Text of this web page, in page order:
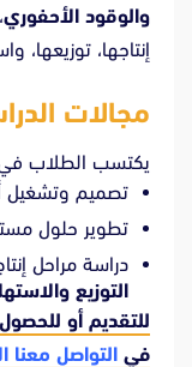
والوقود الأحفوري
إنتاجها، توزيعها،
مجالات
يكتسب الطلاب
تصميم وتشغيل
تطوير حلول
دراسة مراحل
التوزيع
للتقديم أو
في التواصل معنا